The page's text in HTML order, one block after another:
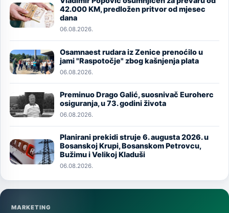
Image
42.000 KM, predložen pritvor od mjesec
dana
06.08.2026.
Image
Osamnaest rudara iz Zenice prenoćilo u
jami "Raspotočje" zbog kašnjenja plata
06.08.2026.
Image
Preminuo Drago Galić, suosnivač Euroherc
osiguranja, u 73. godini života
06.08.2026.
Image
Planirani prekidi struje 6. augusta 2026. u
Bosanskoj Krupi, Bosanskom Petrovcu,
Bužimu i Velikoj Kladuši
06.08.2026.
MARKETING